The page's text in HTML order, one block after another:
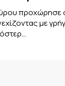
προχώρησε
με